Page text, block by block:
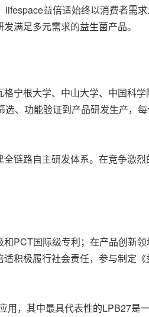
益倍适始终以消费者需
满足多元需求的益生菌产品。
宁根大学、中山大学、中国科
、功能验证到产品研发生产，
链路自主研发体系。在竞争激
PCT国际级专利；在产品创新
积极履行社会责任，参与制定
，其中最具代表性的LPB27是一